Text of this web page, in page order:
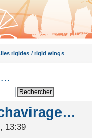
rigides / rigid wings
13:39